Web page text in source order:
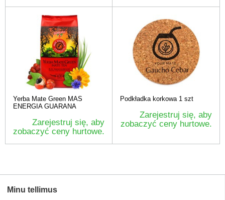
Yerba Mate Green MAS
ENERGIA GUARANA
Zarejestruj się, aby
zobaczyć ceny hurtowe.
Podkładka korkowa 1 szt
Zarejestruj się, aby
zobaczyć ceny hurtowe.
Minu tellimus